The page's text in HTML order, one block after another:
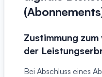
Zustimmung
der
Bei Abschluss eines